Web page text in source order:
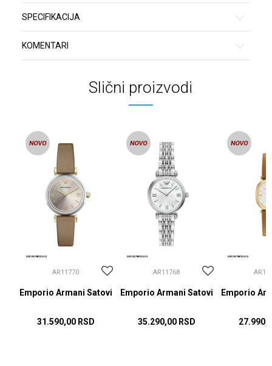
SPECIFIKACIJA
KOMENTARI
Slični proizvodi
AR11770
Emporio Armani Satovi
31.590,00 RSD
AR11768
Emporio Armani Satovi
35.290,00 RSD
Emporio